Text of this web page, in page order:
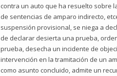
contra un auto que ha resuelto sobre
de sentencias de amparo indirecto,
suspensión provisional, se niega a
de declarar desierta una prueba,
prueba, desecha un incidente de
intervención en la tramitación de un
como asunto concluido, admite un